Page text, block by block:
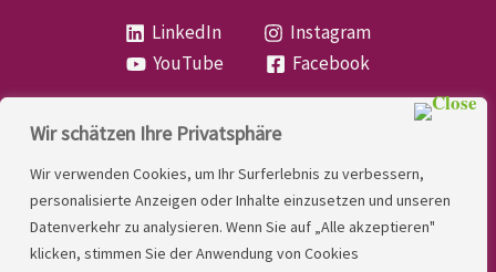
Wir schätzen Ihre Privatsphäre
Wir verwenden Cookies, um Ihr Surferlebnis zu verbessern,
personalisierte Anzeigen oder Inhalte einzusetzen und unseren
Datenverkehr zu analysieren. Wenn Sie auf „Alle akzeptieren"
klicken, stimmen Sie der Anwendung von Cookies
LinkedIn
Instagram
YouTube
Facebook
LINDNER. 2026 | Powered by
Kontakt